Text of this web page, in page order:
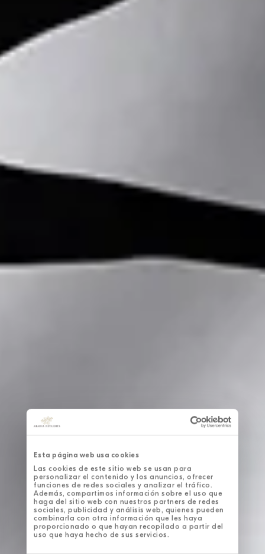
Esta página web usa cookies
Las cookies de este sitio web se usan para
personalizar el contenido y los anuncios, ofrecer
funciones de redes sociales y analizar el tráfico.
Además, compartimos información sobre el uso que
haga del sitio web con nuestros partners de redes
sociales, publicidad y análisis web, quienes pueden
combinarla con otra información que les haya
proporcionado o que hayan recopilado a partir del
uso que haya hecho de sus servicios.